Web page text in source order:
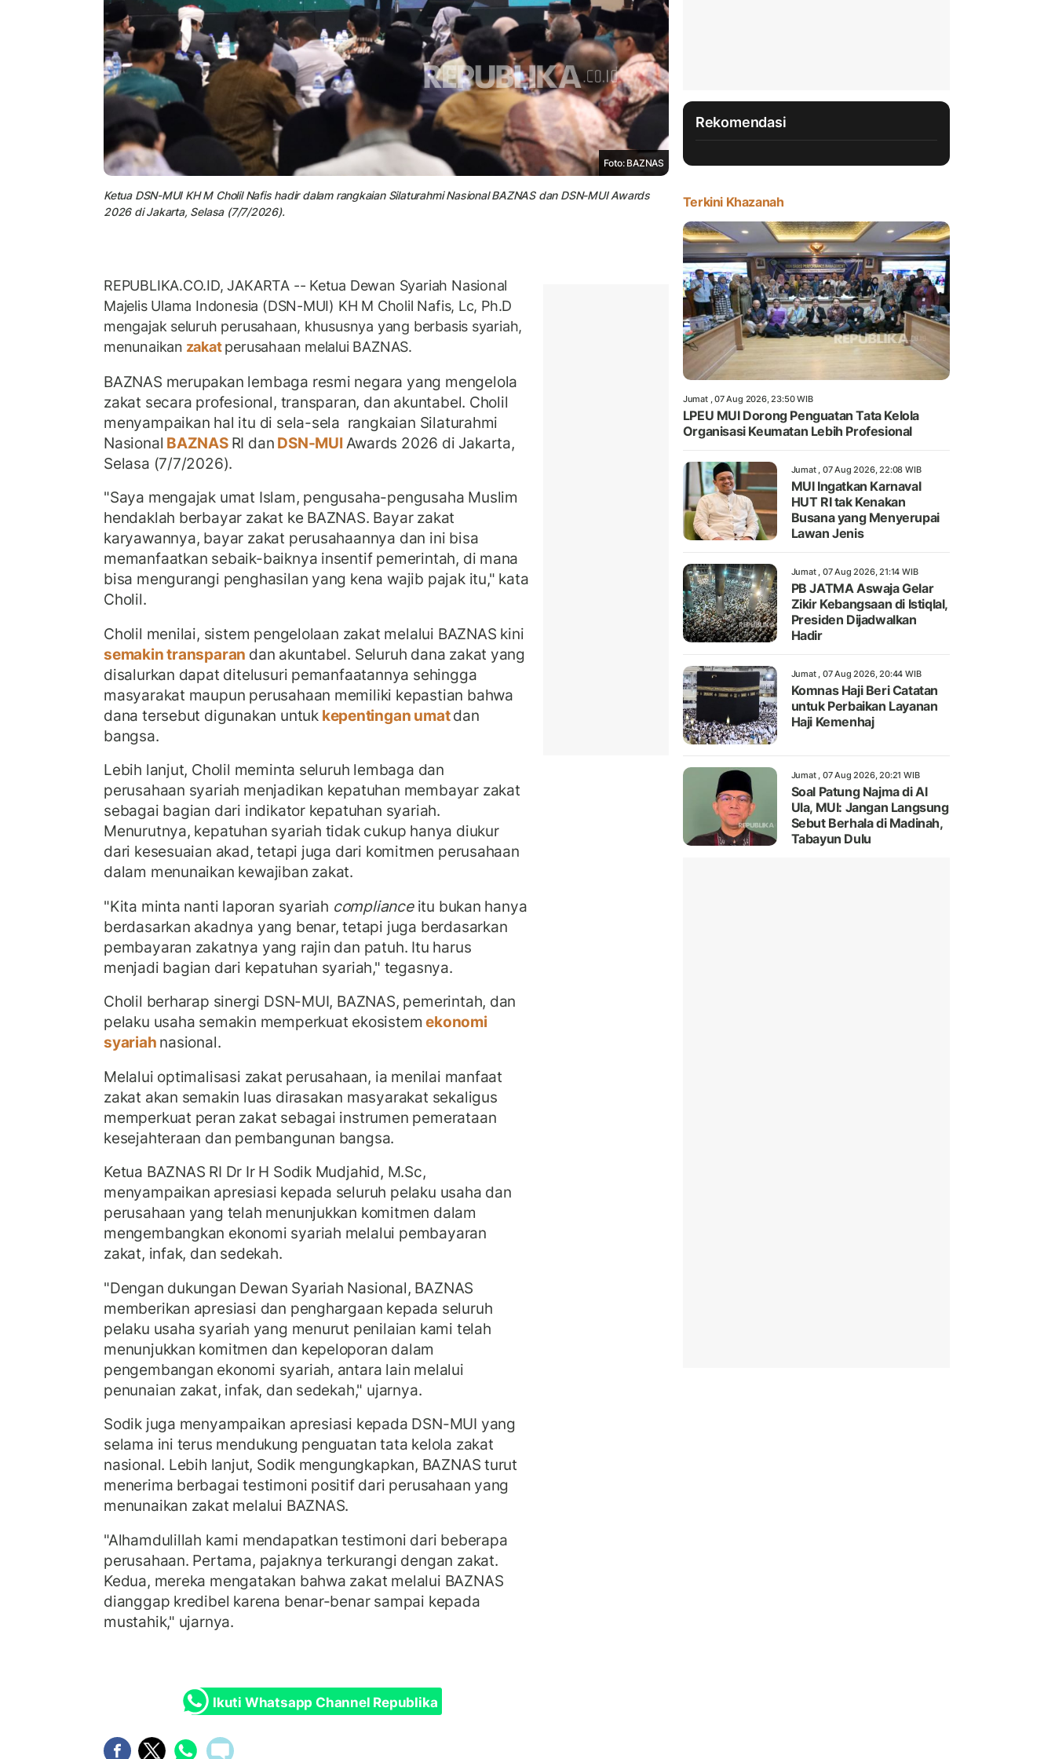
Foto: BAZNAS
Ketua DSN-MUI KH M Cholil Nafis hadir dalam rangkaian Silaturahmi Nasional BAZNAS dan DSN-MUI Awards
2026 di Jakarta, Selasa (7/7/2026).
REPUBLIKA.CO.ID, JAKARTA -- Ketua Dewan Syariah Nasional
Majelis Ulama Indonesia (DSN-MUI) KH M Cholil Nafis, Lc, Ph.D
mengajak seluruh perusahaan, khususnya yang berbasis syariah,
menunaikan zakatperusahaan melalui BAZNAS.
BAZNAS merupakan lembaga resmi negara yang mengelola
zakat secara profesional, transparan, dan akuntabel. Cholil
menyampaikan hal itu di sela-sela rangkaian Silaturahmi
Nasional BAZNAS RI dan DSN-MUI Awards 2026 di Jakarta,
Selasa (7/7/2026).
"Saya mengajak umat Islam, pengusaha-pengusaha Muslim
hendaklah berbayar zakat ke BAZNAS. Bayar zakat
karyawannya, bayar zakat perusahaannya dan ini bisa
memanfaatkan sebaik-baiknya insentif pemerintah, di mana
bisa mengurangi penghasilan yang kena wajib pajak itu," kata
Cholil.
Cholil menilai, sistem pengelolaan zakat melalui BAZNAS kini
semakin transparan dan akuntabel. Seluruh dana zakat yang
disalurkan dapat ditelusuri pemanfaatannya sehingga
masyarakat maupun perusahaan memiliki kepastian bahwa
dana tersebut digunakan untukkepentingan umatdan
bangsa.
Lebih lanjut, Cholil meminta seluruh lembaga dan
perusahaan syariah menjadikan kepatuhan membayar zakat
sebagai bagian dari indikator kepatuhan syariah.
Menurutnya, kepatuhan syariah tidak cukup hanya diukur
dari kesesuaian akad, tetapi juga dari komitmen perusahaan
dalam menunaikan kewajiban zakat.
"Kita minta nanti laporan syariah complianceitu bukan hanya
berdasarkan akadnya yang benar, tetapi juga berdasarkan
pembayaran zakatnya yang rajin dan patuh. Itu harus
menjadi bagian dari kepatuhan syariah," tegasnya.
Cholil berharap sinergi DSN-MUI, BAZNAS, pemerintah, dan
pelaku usaha semakin memperkuat ekosistem ekonomi
syariah nasional.
Melalui optimalisasi zakat perusahaan, ia menilai manfaat
zakat akan semakin luas dirasakan masyarakat sekaligus
memperkuat peran zakat sebagai instrumen pemerataan
kesejahteraan dan pembangunan bangsa.
Ketua BAZNAS RI Dr Ir H Sodik Mudjahid, M.Sc,
menyampaikan apresiasi kepada seluruh pelaku usaha dan
perusahaan yang telah menunjukkan komitmen dalam
mengembangkan ekonomi syariah melalui pembayaran
zakat, infak, dan sedekah.
"Dengan dukungan Dewan Syariah Nasional, BAZNAS
memberikan apresiasi dan penghargaan kepada seluruh
pelaku usaha syariah yang menurut penilaian kami telah
menunjukkan komitmen dan kepeloporan dalam
pengembangan ekonomi syariah, antara lain melalui
penunaian zakat, infak, dan sedekah," ujarnya.
Sodik juga menyampaikan apresiasi kepada DSN-MUI yang
selama ini terus mendukung penguatan tata kelola zakat
nasional. Lebih lanjut, Sodik mengungkapkan, BAZNAS turut
menerima berbagai testimoni positif dari perusahaan yang
menunaikan zakat melalui BAZNAS.
"Alhamdulillah kami mendapatkan testimoni dari beberapa
perusahaan. Pertama, pajaknya terkurangi dengan zakat.
Kedua, mereka mengatakan bahwa zakat melalui BAZNAS
dianggap kredibel karena benar-benar sampai kepada
mustahik," ujarnya.
Ikuti Whatsapp Channel Republika
Rekomendasi
Terkini Khazanah
Jumat , 07 Aug 2026, 23:50 WIB
LPEU MUI Dorong Penguatan Tata Kelola
Organisasi Keumatan Lebih Profesional
Jumat , 07 Aug 2026, 22:08 WIB
MUI Ingatkan Karnaval
HUT RI tak Kenakan
Busana yang Menyerupai
Lawan Jenis
Jumat , 07 Aug 2026, 21:14 WIB
PB JATMA Aswaja Gelar
Zikir Kebangsaan di Istiqlal,
Presiden Dijadwalkan
Hadir
Jumat , 07 Aug 2026, 20:44 WIB
Komnas Haji Beri Catatan
untuk Perbaikan Layanan
Haji Kemenhaj
Jumat , 07 Aug 2026, 20:21 WIB
Soal Patung Najma di Al
Ula, MUI: Jangan Langsung
Sebut Berhala di Madinah,
Tabayun Dulu